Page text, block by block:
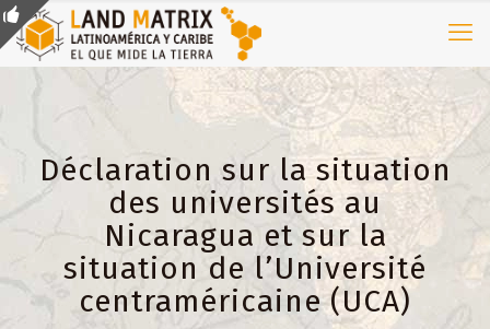
Déclaration sur la situation
des universités au
Nicaragua et sur la
situation de l’Université
centraméricaine (UCA)